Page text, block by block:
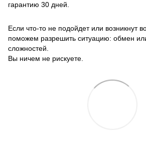
гарантию 30 дней.
Если что-то не подойдет или возникнут
поможем разрешить ситуацию: обмен
сложностей.
Вы ничем не рискуете.